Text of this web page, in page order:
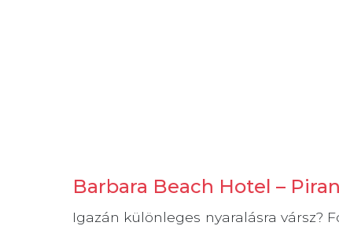
Barbara Beach Hotel – Piran
Igazán különleges nyaralásra vársz?